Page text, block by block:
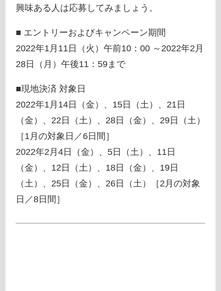
興味ある人は応募してみましょう。
■ エントリーおよびキャンペーン期間
2022年1月11日（火）午前10：00 ～2022年2月
28日（月）午後11：59まで
■現地決済 対象日
2022年1月14日（金）、15日（土）、21日
（金）、22日（土）、28日（金）、29日（土）
［1月の対象日／6日間］
2022年2月4日（金）、5日（土）、11日
（金）、12日（土）、18日（金）、19日
（土）、25日（金）、26日（土）［2月の対象
日／8日間］